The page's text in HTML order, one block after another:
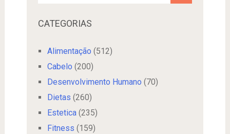
CATEGORIAS
Alimentação (512)
Cabelo (200)
Desenvolvimento Humano (70)
Dietas (260)
Estetica(235)
Fitness (159)